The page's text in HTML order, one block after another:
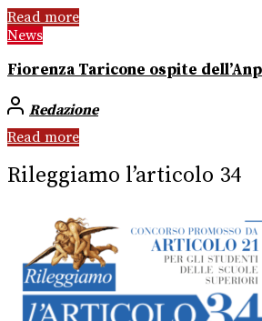
Read more
News
Fiorenza Taricone ospite
Redazione
Read more
Rileggiamo l’articolo 34